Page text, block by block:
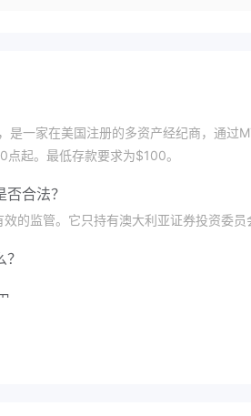
是一家在美国注册的多资产经纪商，通过
起。最低存款要求为$100。
否合法？
的监管。它只持有澳大利亚证券投资委员